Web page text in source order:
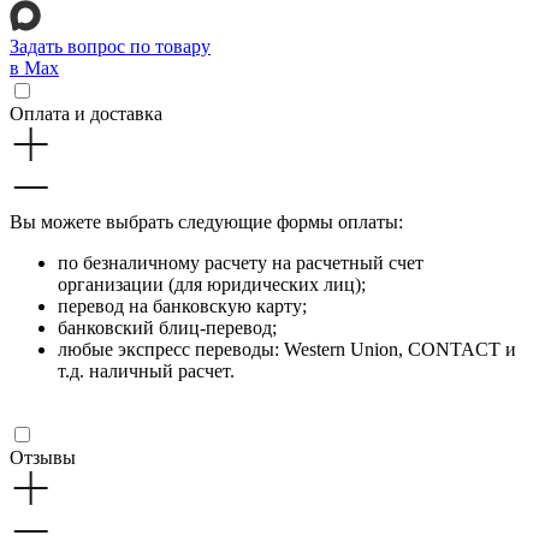
Задать вопрос по товару
в Max
Оплата и доставка
Вы можете выбрать следующие формы оплаты:
по безналичному расчету на расчетный счет
организации (для юридических лиц);
перевод на банковскую карту;
банковский блиц-перевод;
любые экспресс переводы: Western Union, CONTACT и
т.д. наличный расчет.
Отзывы